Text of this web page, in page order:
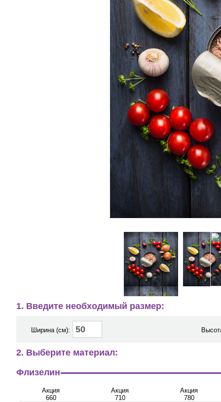
1. Введите необходимый размер:
Ширина (см):
2. Выберите материал:
Флизелин
Акция
660
Акция
710
Акция
780